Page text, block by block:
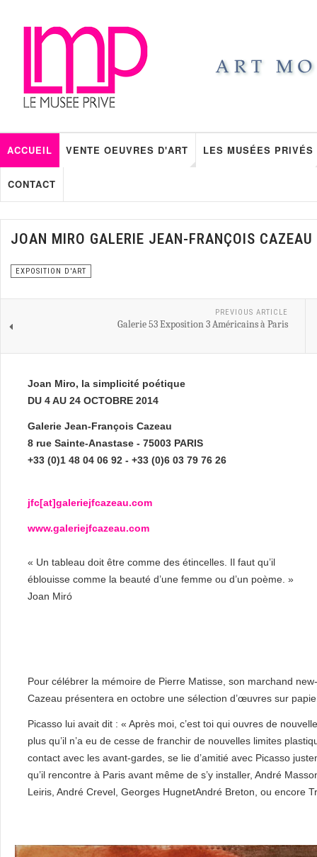
ACCUEIL VENTE OEUVRES D'ART LES MUSÉES PRIVÉS
CONTACT
JOAN MIRO GALERIE JEAN-FRANÇOIS CAZEAU
EXPOSITION D'ART
PREVIOUS ARTICLE
Galerie 53 Exposition 3 Américains à Paris
Joan Miro, la simplicité poétique
DU 4 AU 24 OCTOBRE 2014
Galerie Jean-François Cazeau
8 rue Sainte-Anastase - 75003 PARIS
+33 (0)1 48 04 06 92 - +33 (0)6 03 79 76 26
jfc[at]galeriejfcazeau.com
www.galeriejfcazeau.com
« Un tableau doit être comme des étincelles. Il faut qu’il
éblouisse comme la beauté d’une femme ou d’un poème. »
Joan Miró
Pour célébrer la mémoire de Pierre Matisse, son marchand
Cazeau présentera en octobre une sélection d’œuvres sur
Picasso lui avait dit : « Après moi, c’est toi qui ouvres de
plus qu’il n’a eu de cesse de franchir de nouvelles limites
contact avec les avant-gardes, se lie d’amitié avec Picasso
qu’il rencontre à Paris avant même de s’y installer, André
Leiris, André Crevel, Georges HugnetAndré Breton, ou encore